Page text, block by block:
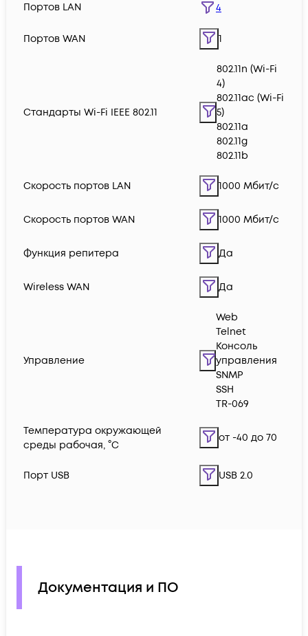
Портов LAN 4
Портов WAN 1
Стандарты Wi-Fi IEEE 802.11
802.11n (Wi-Fi
4)
802.11ac (Wi-Fi
5)
802.11a
802.11g
802.11b
Скорость портов LAN 1000 Мбит/с
Скорость портов WAN 1000 Мбит/с
Функция репитера Да
Wireless WAN Да
Управление
Web
Telnet
Консоль
управления
SNMP
SSH
TR-069
Температура окружающей
среды рабочая, °C
от -40 до 70
Порт USB USB 2.0
Документация и ПО